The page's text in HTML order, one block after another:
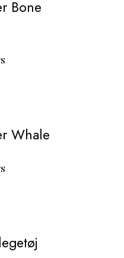
Bone
Whale